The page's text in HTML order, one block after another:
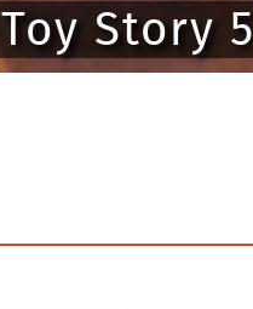
Toy Story 5